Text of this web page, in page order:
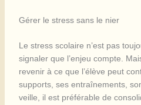
Gérer le stress sans le nier
Le stress scolaire n’est pas
signaler que l’enjeu compte.
revenir à ce que l’élève peut
supports, ses entraînements,
veille, il est préférable de